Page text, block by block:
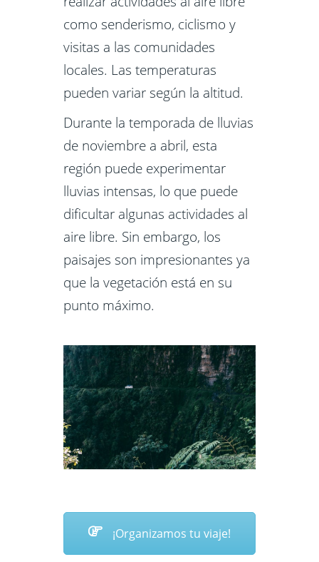
como senderismo, ciclismo y
visitas a las comunidades
locales. Las temperaturas
pueden variar según la altitud.
Durante la temporada de lluvias
de noviembre a abril, esta
región puede experimentar
lluvias intensas, lo que puede
dificultar algunas actividades al
aire libre. Sin embargo, los
paisajes son impresionantes ya
que la vegetación está en su
punto máximo.
¡Organizamos tu viaje!